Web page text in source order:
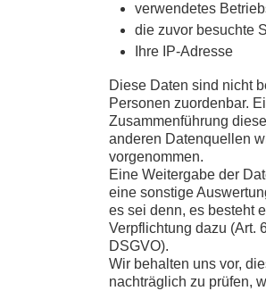
verwendetes
die zuvor besuchte
Ihre IP-Adresse
Diese Daten sind nicht
Personen zuordenbar.
Zusammenführung
anderen Datenquellen
vorgenommen.
Eine Weitergabe der
eine sonstige
es sei denn, es besteht
Verpflichtung dazu (Art.
DSGVO).
Wir behalten uns vor,
nachträglich zu prüfen,